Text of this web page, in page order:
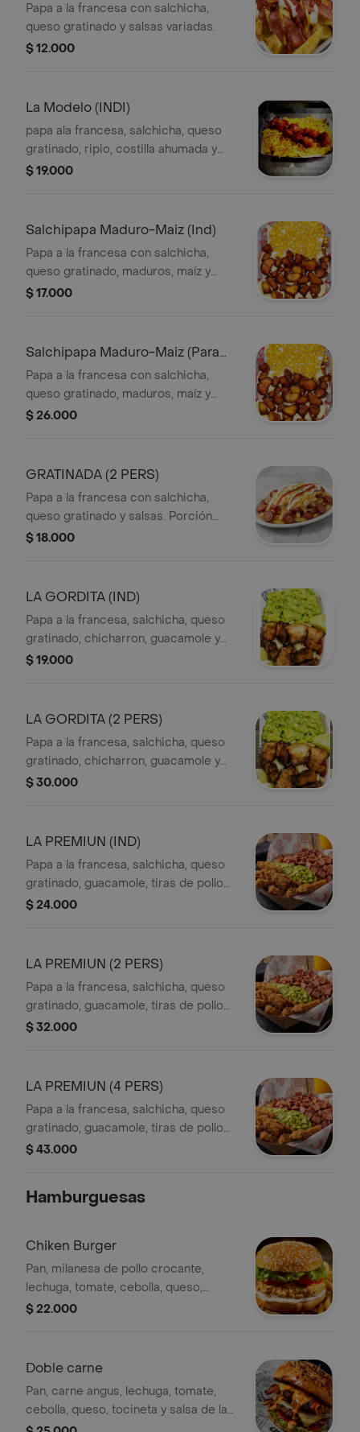
Papa a la francesa con salchicha,
queso gratinado y salsas variadas.
$ 12.000
La Modelo (INDI)
papa ala francesa, salchicha, queso
gratinado, ripio, costilla ahumada y
salsas
$ 19.000
Salchipapa Maduro-Maiz (Ind)
Papa a la francesa con salchicha,
queso gratinado, maduros, maíz y
salsas.
$ 17.000
Salchipapa Maduro-Maiz (Para
dos P)
Papa a la francesa con salchicha,
queso gratinado, maduros, maíz y
salsas.
$ 26.000
GRATINADA (2 PERS)
Papa a la francesa con salchicha,
queso gratinado y salsas. Porción
para 2 personas.
$ 18.000
LA GORDITA (IND)
Papa a la francesa, salchicha, queso
gratinado, chicharron, guacamole y
salsas.
$ 19.000
LA GORDITA (2 PERS)
Papa a la francesa, salchicha, queso
gratinado, chicharron, guacamole y
salsas.
$ 30.000
LA PREMIUN (IND)
Papa a la francesa, salchicha, queso
gratinado, guacamole, tiras de pollo
broaster crocante, tocineta y salsas.
$ 24.000
LA PREMIUN (2 PERS)
Papa a la francesa, salchicha, queso
gratinado, guacamole, tiras de pollo
broaster crocante, tocineta y salsas.
$ 32.000
LA PREMIUN (4 PERS)
Papa a la francesa, salchicha, queso
gratinado, guacamole, tiras de pollo
broaster crocante, tocineta y salsas.
$ 43.000
Hamburguesas
Chiken Burger
Pan, milanesa de pollo crocante,
lechuga, tomate, cebolla, queso,
tocineta y salsa de la casa.
$ 22.000
Doble carne
Pan, carne angus, lechuga, tomate,
cebolla, queso, tocineta y salsa de la
casa. Acompañada con papas ala